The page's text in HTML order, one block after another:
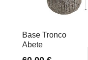
Base Tronco
Abete